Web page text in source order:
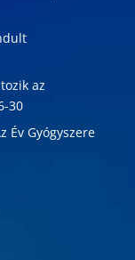
az
30
Év Gyógyszere